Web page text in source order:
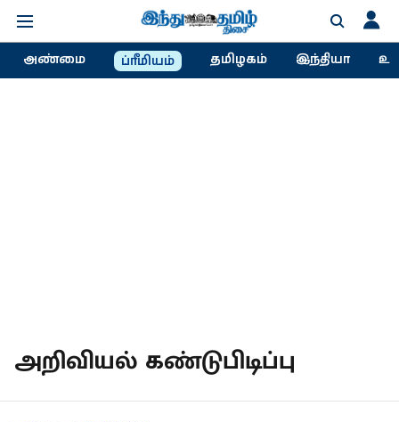
அண்மை ப்ரீமியம் தமிழகம் இந்தியா
அறிவியல் கண்டுபிடிப்பு